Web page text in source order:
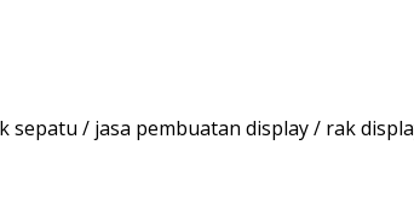
/ jasa pembuatan display / rak